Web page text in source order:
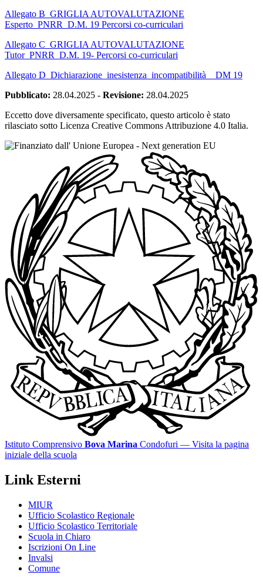
Allegato B_GRIGLIA AUTOVALUTAZIONE
Esperto_PNRR_D.M. 19 Percorsi co-curriculari
Allegato C_GRIGLIA AUTOVALUTAZIONE
Tutor_PNRR_D.M. 19- Percorsi co-curriculari
Allegato D_Dichiarazione_inesistenza_incompatibilità__DM 19
Pubblicato: 28.04.2025 - Revisione: 28.04.2025
Eccetto dove diversamente specificato, questo articolo è stato
rilasciato sotto Licenza Creative Commons Attribuzione 4.0 Italia.
Istituto Comprensivo Bova Marina Condofuri — Visita la pagina
iniziale della scuola
Link Esterni
MIUR
Ufficio Scolastico Regionale
Ufficio Scolastico Territoriale
Scuola in Chiaro
Iscrizioni On Line
Invalsi
Comune